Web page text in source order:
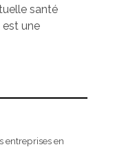
santé
est une
entreprises en